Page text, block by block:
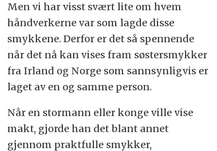
Men vi har visst svært lite om hvem
håndverkerne var som lagde disse
smykkene. Derfor er det så spennende
når det nå kan vises fram søstersmykker
fra Irland og Norge som sannsynligvis er
laget av en og samme person.
Når en stormann eller konge ville vise
makt, gjorde han det blant annet
gjennom praktfulle smykker,